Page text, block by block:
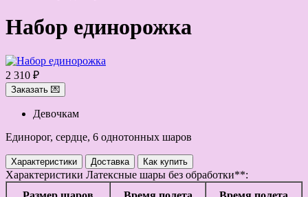
Набор единорожка
2 310 ₽
Заказать 💌
Девочкам
Единорог, сердце, 6 однотонных шаров
Характеристики Доставка Как купить
Характеристики Латексные шары без обработки**: